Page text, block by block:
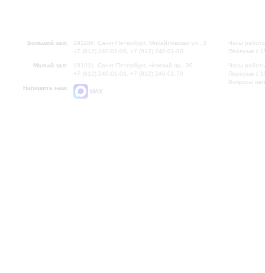
Большой зал:
191186, Санкт-Петербург, Михайловская ул., 2
+7 (812) 240-01-00, +7 (812) 240-01-80
Малый зал:
191011, Санкт-Петербург, Невский пр., 30
+7 (812) 240-01-00, +7 (812) 240-01-70
Напишите нам:
MAX
Часы
Перерыв с
Часы
Перерыв с
Вопросы